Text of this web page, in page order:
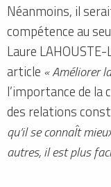
Néanmoins, il
compétence au
Laure
article « Améliorer
l’importance de la
des relations
qu’il se connaÎt
autres, il est plus